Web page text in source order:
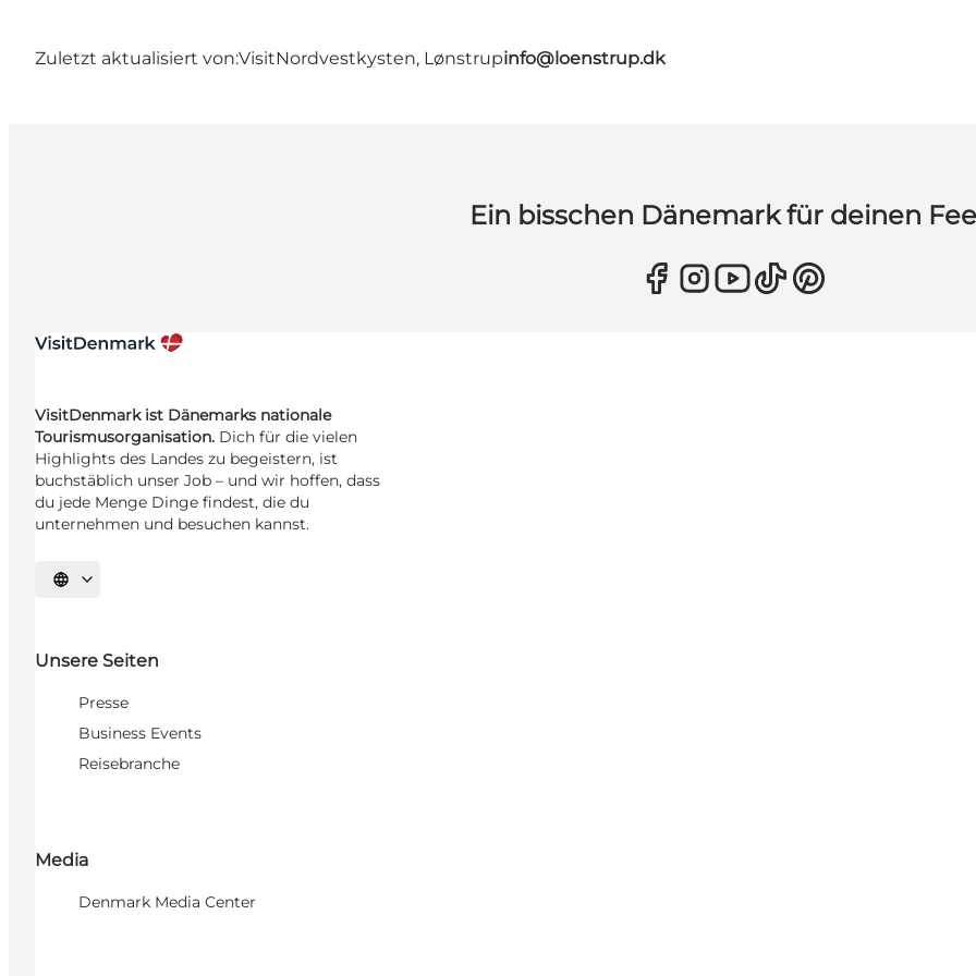
Zuletzt aktualisiert von:VisitNordvestkysten, Lønstrupinfo@loenstrup.dk
Ein bisschen Dänemark für deinen
VisitDenmark ist Dänemarks nationale
Tourismusorganisation. Dich für die vielen
Highlights des Landes zu begeistern, ist
buchstäblich unser Job – und wir hoffen, dass
du jede Menge Dinge findest, die du
unternehmen und besuchen kannst.
Sprache auswählen
Unsere Seiten
Presse
Business Events
Reisebranche
Media
Denmark Media Center